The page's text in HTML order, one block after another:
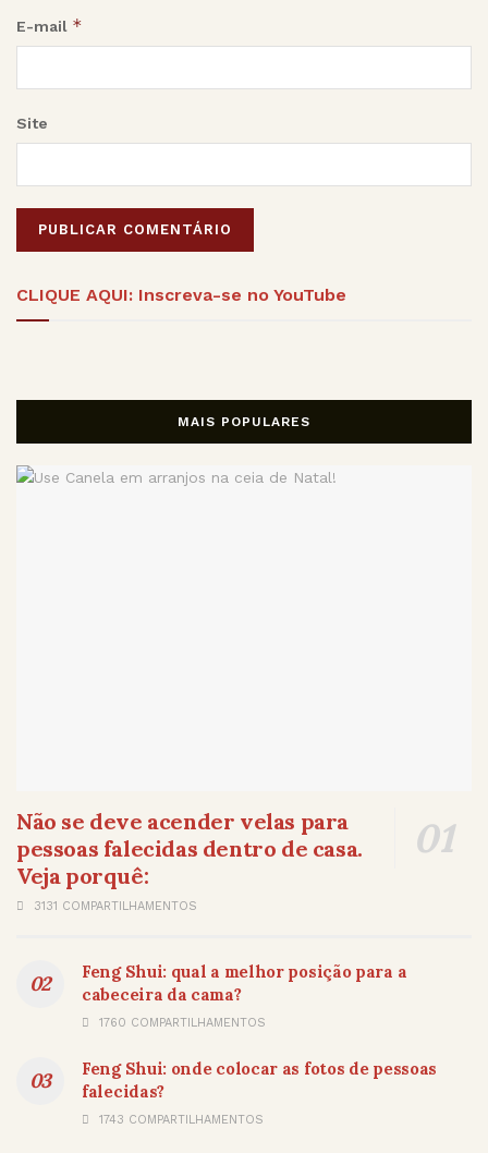
E-mail *
Site
CLIQUE AQUI: Inscreva-se no YouTube
MAIS POPULARES
Não se deve acender velas para
pessoas falecidas dentro de casa.
Veja porquê:
3131 COMPARTILHAMENTOS
Feng Shui: qual a melhor posição para a
cabeceira da cama?
1760 COMPARTILHAMENTOS
Feng Shui: onde colocar as fotos de pessoas
falecidas?
1743 COMPARTILHAMENTOS